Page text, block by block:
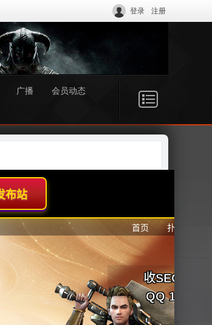
登录 注册
广播
会员动态